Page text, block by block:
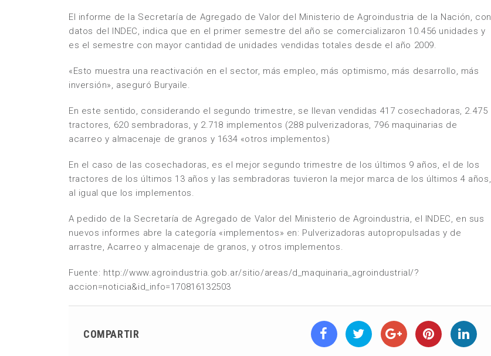
El informe de la Secretaría de Agregado de Valor del Ministerio de Agroindustria de la Nación, con
datos del INDEC, indica que en el primer semestre del año se comercializaron 10.456 unidades y
es el semestre con mayor cantidad de unidades vendidas totales desde el año 2009.
«Esto muestra una reactivación en el sector, más empleo, más optimismo, más desarrollo, más
inversión», aseguró Buryaile.
En este sentido, considerando el segundo trimestre, se llevan vendidas 417 cosechadoras, 2.475
tractores, 620 sembradoras, y 2.718 implementos (288 pulverizadoras, 796 maquinarias de
acarreo y almacenaje de granos y 1634 «otros implementos)
En el caso de las cosechadoras, es el mejor segundo trimestre de los últimos 9 años, el de los
tractores de los últimos 13 años y las sembradoras tuvieron la mejor marca de los últimos 4 años,
al igual que los implementos.
A pedido de la Secretaría de Agregado de Valor del Ministerio de Agroindustria, el INDEC, en sus
nuevos informes abre la categoría «implementos» en: Pulverizadoras autopropulsadas y de
arrastre, Acarreo y almacenaje de granos, y otros implementos.
Fuente: http://www.agroindustria.gob.ar/sitio/areas/d_maquinaria_agroindustrial/?
accion=noticia&id_info=170816132503
COMPARTIR